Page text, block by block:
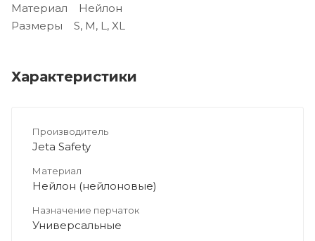
Материал Нейлон
Размеры S, M, L, XL
Характеристики
Производитель
Jeta Safety
Материал
Нейлон (нейлоновые)
Назначение перчаток
Универсальные